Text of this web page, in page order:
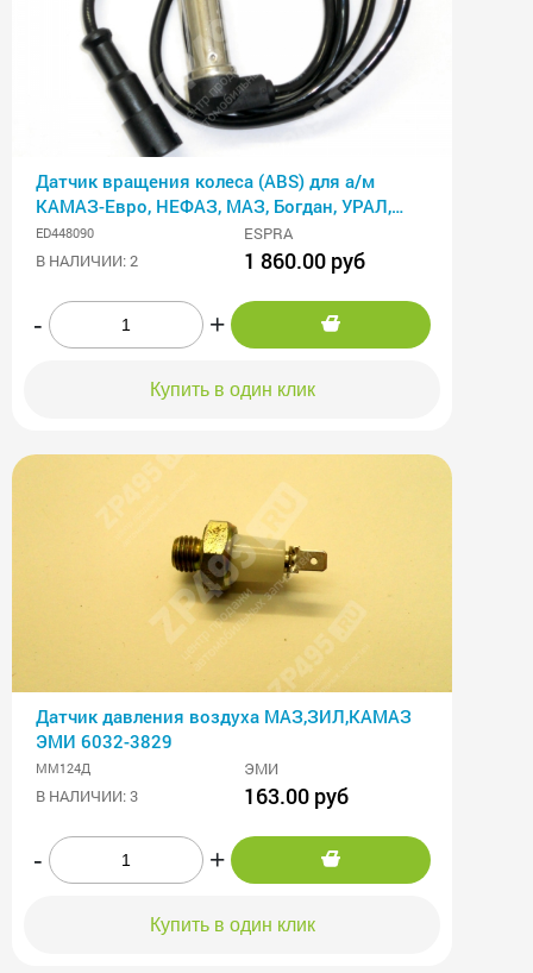
Датчик вращения колеса (ABS) для а/м
КАМАЗ-Евро, НЕФАЗ, МАЗ, Богдан, УРАЛ,
КРАЗ,
ED448090
ESPRA
В НАЛИЧИИ: 2
1 860.00 руб
- +
Купить в один клик
Датчик давления воздуха МАЗ,ЗИЛ,КАМАЗ
ЭМИ 6032-3829
ММ124Д
ЭМИ
В НАЛИЧИИ: 3
163.00 руб
- +
Купить в один клик